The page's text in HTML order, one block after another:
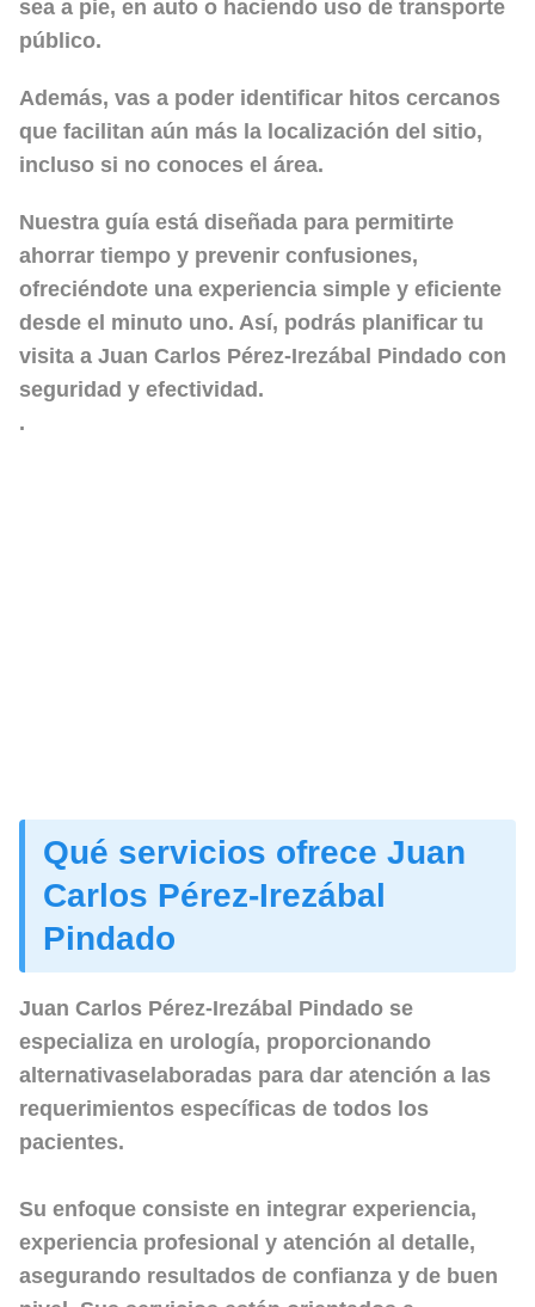
sea a pie, en auto o haciendo uso de transporte
público.
Además, vas a poder identificar hitos cercanos
que facilitan aún más la localización del sitio,
incluso si no conoces el área.
Nuestra guía está diseñada para permitirte
ahorrar tiempo y prevenir confusiones,
ofreciéndote una experiencia simple y eficiente
desde el minuto uno. Así, podrás planificar tu
visita a Juan Carlos Pérez-Irezábal Pindado con
seguridad y efectividad.
.
Qué servicios ofrece Juan
Carlos Pérez-Irezábal
Pindado
Juan Carlos Pérez-Irezábal Pindado se
especializa en urología, proporcionando
alternativaselaboradas para dar atención a las
requerimientos específicas de todos los
pacientes.
Su enfoque consiste en integrar experiencia,
experiencia profesional y atención al detalle,
asegurando resultados de confianza y de buen